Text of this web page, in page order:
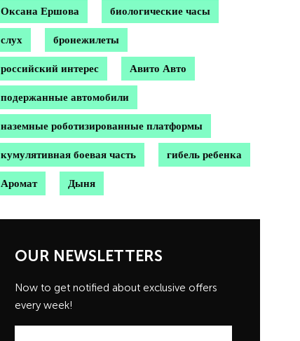
Оксана Ершова биологические часы
слух бронежилеты
российский интерес Авито Авто
подержанные автомобили
наземные роботизированные платформы
кумулятивная боевая часть гибель ребенка
Аромат Дыня
OUR NEWSLETTERS
Now to get notified about exclusive offers
every week!